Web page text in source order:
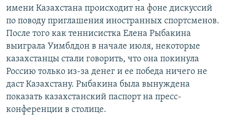
имени Казахстана происходит на фоне дискуссий
по поводу приглашения иностранных спортсменов.
После того как теннисистка Елена Рыбакина
выиграла Уимблдон в начале июля, некоторые
казахстанцы стали говорить, что она покинула
Россию только из-за денег и ее победа ничего не
даст Казахстану. Рыбакина была вынуждена
показать казахстанский паспорт на пресс-
конференции в столице.